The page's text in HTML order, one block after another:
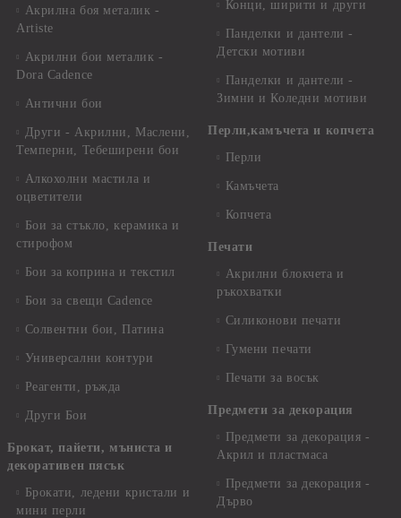
Акрилна боя металик -
Artiste
Акрилни бои металик -
Dora Cadence
Антични бои
Други - Акрилни, Маслени,
Темперни, Тебеширени бои
Алкохолни мастила и
оцветители
Бои за стъкло, керамика и
стирофом
Бои за коприна и текстил
Бои за свещи Cadence
Солвентни бои, Патина
Универсални контури
Реагенти, ръжда
Други Бои
Брокат, пайети, мъниста и
декоративен пясък
Брокати, ледени кристали и
мини перли
Конци, ширити и други
Панделки и дантели -
Детски мотиви
Панделки и дантели -
Зимни и Коледни мотиви
Перли,камъчета и копчета
Перли
Камъчета
Копчета
Печати
Акрилни блокчета и
ръкохватки
Силиконови печати
Гумени печати
Печати за восък
Предмети за декорация
Предмети за декорация -
Акрил и пластмаса
Предмети за декорация -
Дърво